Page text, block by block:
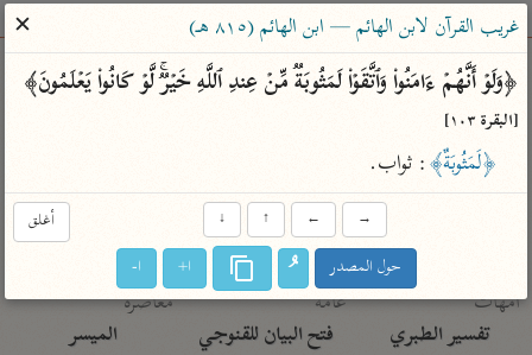
ساهم معنا في نشر القرآن والعلم الشرعي
الباحث القرآني
بحث
Type 2 or more characters for results.
Type 1 or more
characters for results.
أمّهات
تفسير الطبري
عامّة
فتح البيان للقنوجي
معاصرة
الميسر
غريب القرآن لابن الهائم — ابن الهائم (٨١٥ هـ)
✕
﴿وَلَوۡ أَنَّهُمۡ ءَامَنُوا۟ وَٱتَّقَوۡا۟ لَمَثُوبَةࣱ مِّنۡ عِندِ ٱللَّهِ خَیۡرࣱۚ لَّوۡ كَانُوا۟ یَعۡلَمُونَ﴾
[البقرة ١٠٣]
﴿لَمَثُوبَةٌ﴾: ثواب.
أغلق →
←
↑
↓
حول المصدر ا+ ا-